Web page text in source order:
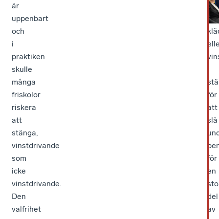
är
uppenbart
och
i
praktiken
skulle
många
friskolor
riskera
att
stänga,
vinstdrivande
som
icke
vinstdrivande.
Den
valfrihet
för
att
slå
för
en
del
av